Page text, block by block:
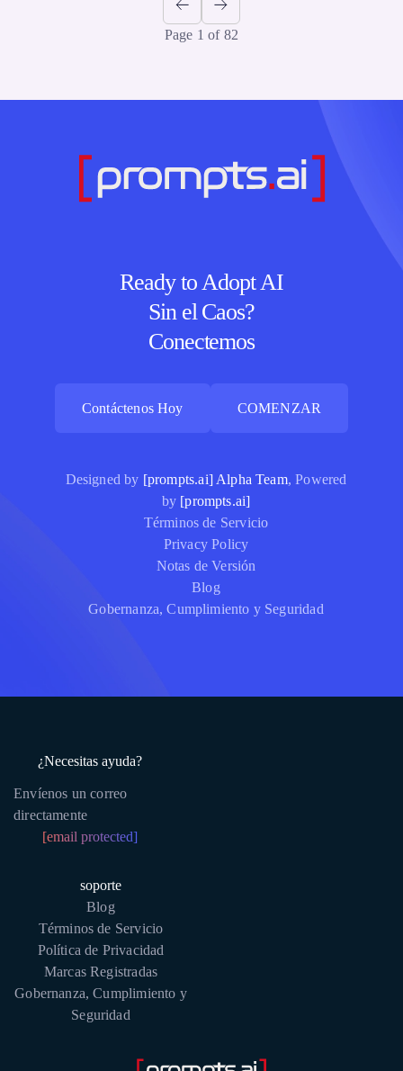
Page 1 of 82
Ready to Adopt AI
Sin el Caos?
Conectemos
Contáctenos Hoy
COMENZAR
Designed by [prompts.ai] Alpha Team, Powered
by [prompts.ai]
Términos de Servicio
Privacy Policy
Notas de Versión
Blog
Gobernanza, Cumplimiento y Seguridad
¿Necesitas ayuda?
Envíenos un correo
directamente
[email protected]
soporte
Blog
Términos de Servicio
Política de Privacidad
Marcas Registradas
Gobernanza, Cumplimiento y
Seguridad